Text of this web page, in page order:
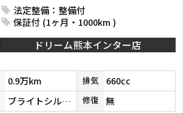
法定整備：整備付
保証付 (1ヶ月・1000km )
ドリーム熊本インター店
0.9万km 排気 660cc
ブライトシルバーメタリック 修復 無